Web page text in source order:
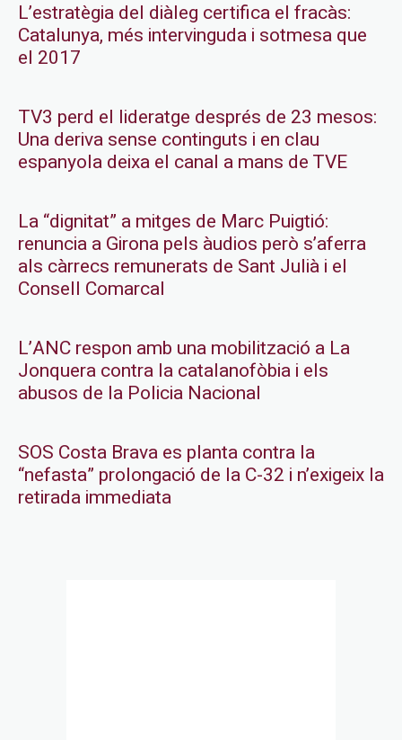
L’estratègia del diàleg certifica el fracàs:
Catalunya, més intervinguda i sotmesa que
el 2017
TV3 perd el lideratge després de 23 mesos:
Una deriva sense continguts i en clau
espanyola deixa el canal a mans de TVE
La “dignitat” a mitges de Marc Puigtió:
renuncia a Girona pels àudios però s’aferra
als càrrecs remunerats de Sant Julià i el
Consell Comarcal
L’ANC respon amb una mobilització a La
Jonquera contra la catalanofòbia i els
abusos de la Policia Nacional
SOS Costa Brava es planta contra la
“nefasta” prolongació de la C-32 i n’exigeix la
retirada immediata